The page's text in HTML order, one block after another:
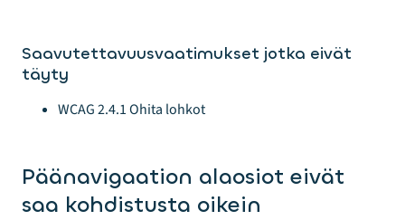
Saavutettavuusvaatimukset jotka eivät
täyty
WCAG 2.4.1 Ohita lohkot
Päänavigaation alaosiot eivät
saa kohdistusta oikein